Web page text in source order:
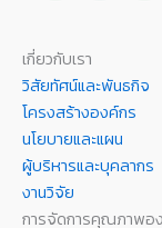
เกี่ยวกับเรา
วิสัยทัศน์และพันธกิจ
โครงสร้างองค์กร
นโยบายและแผน
ผู้บริหารและบุคลากร
งานวิจัย
การจัดการคุณภาพอ